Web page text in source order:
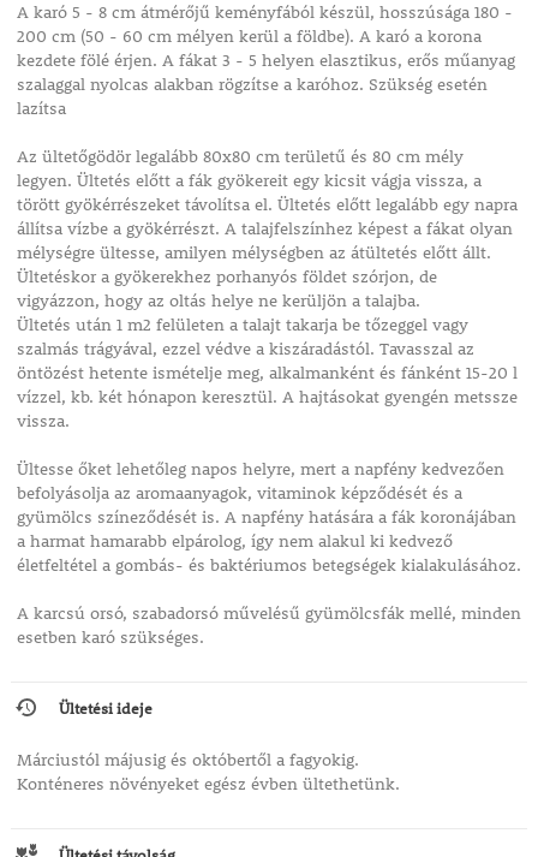
A karó 5 - 8 cm átmérőjű keményfából készül, hosszúsága 180 -
200 cm (50 - 60 cm mélyen kerül a földbe). A karó a korona
kezdete fölé érjen. A fákat 3 - 5 helyen elasztikus, erős műanyag
szalaggal nyolcas alakban rögzítse a karóhoz. Szükség esetén
lazítsa
Az ültetőgödör legalább 80x80 cm területű és 80 cm mély
legyen. Ültetés előtt a fák gyökereit egy kicsit vágja vissza, a
törött gyökérrészeket távolítsa el. Ültetés előtt legalább egy napra
állítsa vízbe a gyökérrészt. A talajfelszínhez képest a fákat olyan
mélységre ültesse, amilyen mélységben az átültetés előtt állt.
Ültetéskor a gyökerekhez porhanyós földet szórjon, de
vigyázzon, hogy az oltás helye ne kerüljön a talajba.
Ültetés után 1 m2 felületen a talajt takarja be tőzeggel vagy
szalmás trágyával, ezzel védve a kiszáradástól. Tavasszal az
öntözést hetente ismételje meg, alkalmanként és fánként 15-20 l
vízzel, kb. két hónapon keresztül. A hajtásokat gyengén metssze
vissza.
Ültesse őket lehetőleg napos helyre, mert a napfény kedvezően
befolyásolja az aromaanyagok, vitaminok képződését és a
gyümölcs színeződését is. A napfény hatására a fák koronájában
a harmat hamarabb elpárolog, így nem alakul ki kedvező
életfeltétel a gombás- és baktériumos betegségek kialakulásához.
A karcsú orsó, szabadorsó művelésű gyümölcsfák mellé, minden
esetben karó szükséges.
Ültetési ideje
Márciustól májusig és októbertől a fagyokig.
Konténeres növényeket egész évben ültethetünk.